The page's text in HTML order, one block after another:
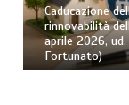
Osservatorio
2/2026 (di